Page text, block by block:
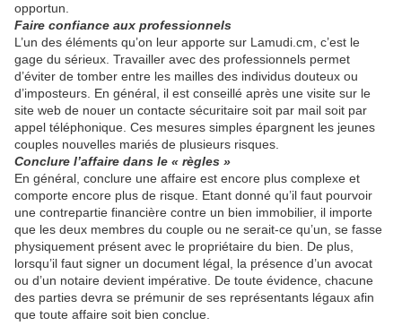
opportun.
Faire confiance aux professionnels
L’un des éléments qu’on leur apporte sur Lamudi.cm, c’est le
gage du sérieux. Travailler avec des professionnels permet
d’éviter de tomber entre les mailles des individus douteux ou
d’imposteurs. En général, il est conseillé après une visite sur le
site web de nouer un contacte sécuritaire soit par mail soit par
appel téléphonique. Ces mesures simples épargnent les jeunes
couples nouvelles mariés de plusieurs risques.
Conclure l’affaire dans le « règles »
En général, conclure une affaire est encore plus complexe et
comporte encore plus de risque. Etant donné qu’il faut pourvoir
une contrepartie financière contre un bien immobilier, il importe
que les deux membres du couple ou ne serait-ce qu’un, se fasse
physiquement présent avec le propriétaire du bien. De plus,
lorsqu’il faut signer un document légal, la présence d’un avocat
ou d’un notaire devient impérative. De toute évidence, chacune
des parties devra se prémunir de ses représentants légaux afin
que toute affaire soit bien conclue.